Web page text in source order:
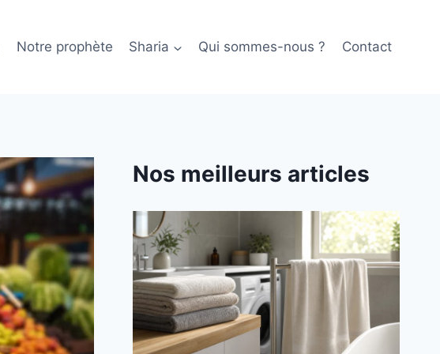
Notre prophète Sharia Qui sommes-nous ? Contact
Nos meilleurs articles